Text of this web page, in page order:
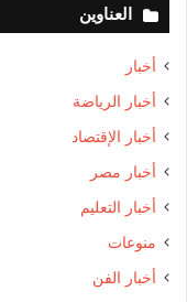
العناوين
أخبار
أخبار الرياضة
أخبار الإقتصاد
أخبار مصر
أخبار التعليم
منوعات
أخبار الفن